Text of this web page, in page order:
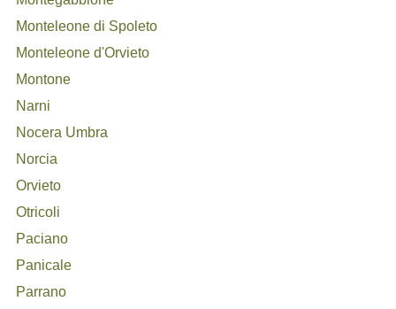
Monteleone di Spoleto
Monteleone d'Orvieto
Montone
Narni
Nocera Umbra
Norcia
Orvieto
Otricoli
Paciano
Panicale
Parrano